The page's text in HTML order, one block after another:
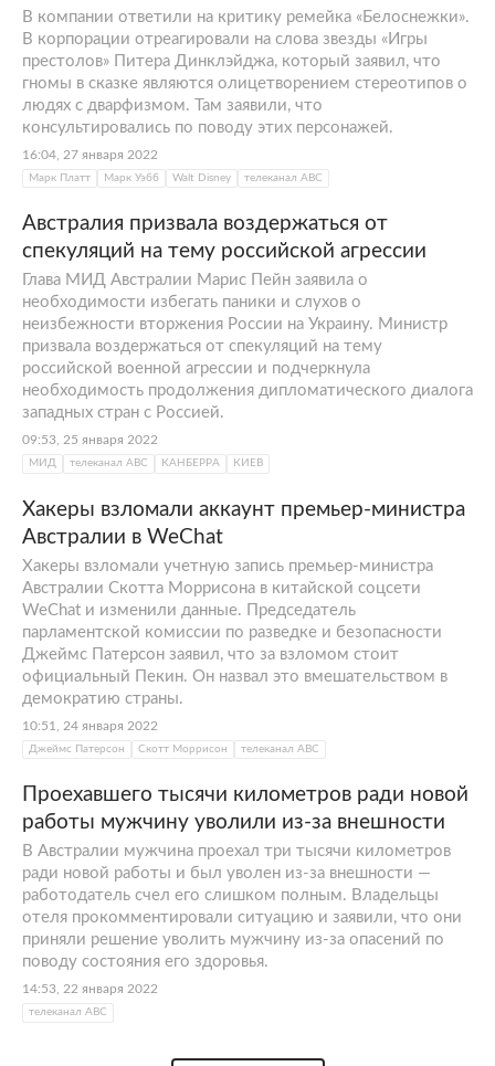
В компании ответили на критику ремейка «Белоснежки».
В корпорации отреагировали на слова звезды «Игры
престолов» Питера Динклэйджа, который заявил, что
гномы в сказке являются олицетворением стереотипов о
людях с дварфизмом. Там заявили, что
консультировались по поводу этих персонажей.
16:04, 27 января 2022
Марк Платт Марк Уэбб Walt Disney телеканал АВС
Австралия призвала воздержаться от
спекуляций на тему российской агрессии
Глава МИД Австралии Марис Пейн заявила о
необходимости избегать паники и слухов о
неизбежности вторжения России на Украину. Министр
призвала воздержаться от спекуляций на тему
российской военной агрессии и подчеркнула
необходимость продолжения дипломатического диалога
западных стран с Россией.
09:53, 25 января 2022
МИД телеканал АВС КАНБЕРРА КИЕВ
Хакеры взломали аккаунт премьер-министра
Австралии в WeChat
Хакеры взломали учетную запись премьер-министра
Австралии Скотта Моррисона в китайской соцсети
WeChat и изменили данные. Председатель
парламентской комиссии по разведке и безопасности
Джеймс Патерсон заявил, что за взломом стоит
официальный Пекин. Он назвал это вмешательством в
демократию страны.
10:51, 24 января 2022
Джеймс Патерсон Скотт Моррисон телеканал АВС
Проехавшего тысячи километров ради новой
работы мужчину уволили из-за внешности
В Австралии мужчина проехал три тысячи километров
ради новой работы и был уволен из-за внешности —
работодатель счел его слишком полным. Владельцы
отеля прокомментировали ситуацию и заявили, что они
приняли решение уволить мужчину из-за опасений по
поводу состояния его здоровья.
14:53, 22 января 2022
телеканал АВС